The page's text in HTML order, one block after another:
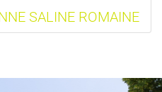
SALINE ROMAINE